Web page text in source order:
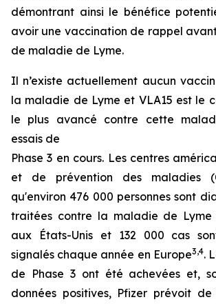
démontrant ainsi le bénéfice
avoir une vaccination de rappel
de maladie de Lyme.
Il n’existe actuellement aucun
la maladie de Lyme et VLA15 est le
le plus avancé contre cette
essais de
Phase 3 en cours. Les centres
et de prévention des maladies
qu'environ 476 000 personnes sont
traitées contre la maladie de Lyme
aux États-Unis et 132 000 cas
signalés chaque année en Europe3,4.
de Phase 3 ont été achevées et,
données positives, Pfizer prévoit